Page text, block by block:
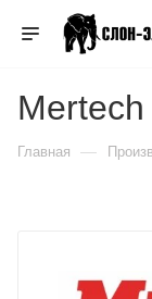
Главная —